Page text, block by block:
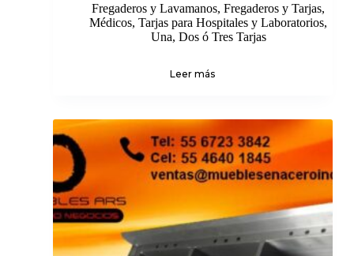
Fregaderos y Lavamanos,Fregaderos y Tarjas,
Médicos,Tarjas para Hospitales y Laboratorios,
Una, Dos ó Tres Tarjas
Leer más